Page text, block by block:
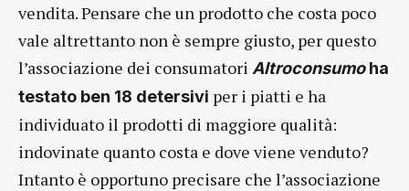
vendita. Pensare che un prodotto che costa poco
vale altrettanto non è sempre giusto, per questo
l’associazione dei consumatori Altroconsumoha
testato ben 18 detersivi per i piatti e ha
individuato il prodotti di maggiore qualità:
indovinate quanto costa e dove viene venduto?
Intanto è opportuno precisare che l’associazione